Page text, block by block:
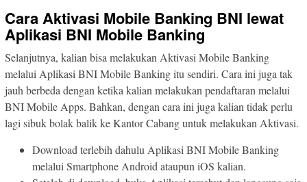
Cara Aktivasi Mobile Banking BNI lewat
Aplikasi BNI Mobile Banking
Selanjutnya, kalian bisa melakukan Aktivasi Mobile Banking
melalui Aplikasi BNI Mobile Banking itu sendiri. Cara ini juga tak
jauh berbeda dengan ketika kalian melakukan pendaftaran melalui
BNI Mobile Apps. Bahkan, dengan cara ini juga kalian tidak perlu
lagi sibuk bolak balik ke Kantor Cabang untuk melakukan Aktivasi.
Download terlebih dahulu Aplikasi BNI Mobile Banking
melalui Smartphone Android ataupun iOS kalian.